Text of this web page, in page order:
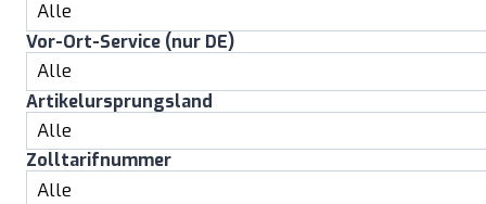
Vor-Ort-Service (nur DE)
Artikelursprungsland
Zolltarifnummer